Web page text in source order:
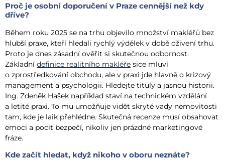
Proč je osobní doporučení v Praze cennější než kdy
dříve?
Během roku 2025 se na trhu objevilo množství makléřů bez
hlubší praxe, kteří hledali rychlý výdělek v době oživení trhu.
Proto je dnes zásadní ověřit si skutečnou odbornost.
Základní definice realitního makléře sice mluví
o zprostředkování obchodu, ale v praxi jde hlavně o krizový
management a psychologii. Hledejte tituly a jasnou historii.
Ing. Zdeněk Hašek například staví na technickém vzdělání
a letité praxi. To mu umožňuje vidět skryté vady nemovitosti
tam, kde je laik přehlédne. Skutečná recenze musí obsahovat
emoci a pocit bezpečí, nikoliv jen prázdné marketingové
fráze.
Kde začít hledat, když nikoho v oboru neznáte?